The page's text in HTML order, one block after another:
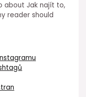
about Jak najít to,
reader should